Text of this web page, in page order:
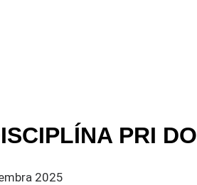
PRI
2025